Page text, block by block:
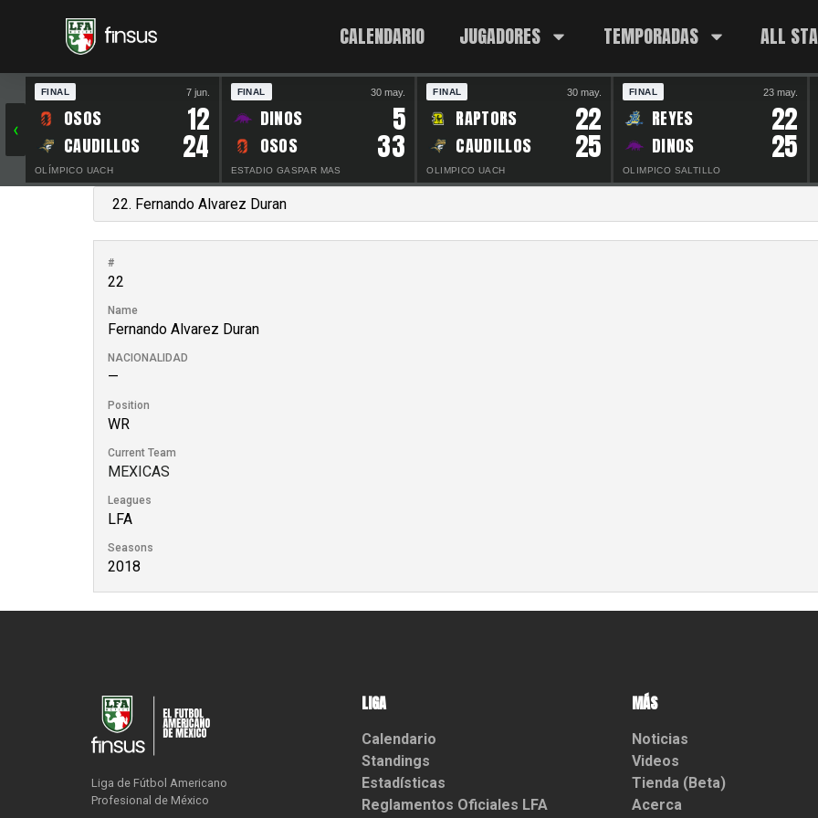
CALENDARIO JUGADORES TEMPORADAS ALL
‹
FINAL 7 jun.
OSOS 12
CAUDILLOS 24
OLÍMPICO UACH
FINAL 30 may.
DINOS 5
OSOS 33
ESTADIO GASPAR MAS
FINAL 30 may.
RAPTORS 22
CAUDILLOS 25
OLIMPICO UACH
FINAL 23 may.
REYES 22
DINOS 25
OLIMPICO SALTILLO
#
22
Name
Fernando Alvarez Duran
NACIONALIDAD
—
Position
WR
Current Team
MEXICAS
Leagues
LFA
Seasons
2018
Liga de Fútbol Americano
Profesional de México
LIGA
Calendario
Standings
Estadísticas
Reglamentos Oficiales LFA
MÁS
Noticias
Videos
Tienda (Beta)
Acerca